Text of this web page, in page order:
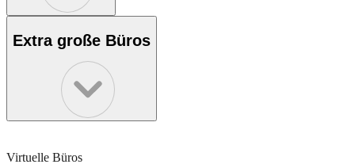
Extra große Büros
Virtuelle Büros